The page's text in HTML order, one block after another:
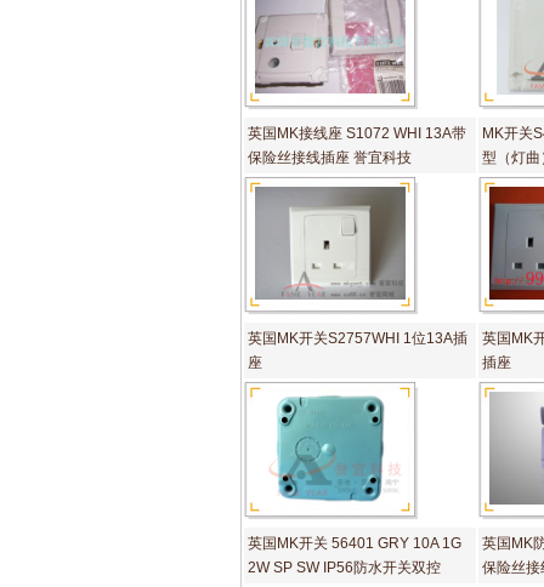
英国MK接线座 S1072 WHI 13A带
保险丝接线插座 誉宜科技
MK开关
型（灯曲
英国MK开关S2757WHI 1位13A插
座
英国MK
插座
英国MK开关 56401 GRY 10A 1G
2W SP SW IP56防水开关双控
英国MK
保险丝接